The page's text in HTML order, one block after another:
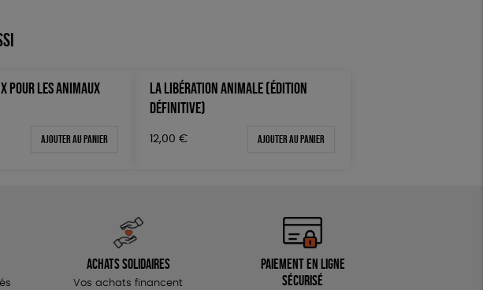
POUR LES ANIMAUX
Ajouter au panier
LA LIBÉRATION ANIMALE (ÉDITION
DÉFINITIVE)
12,00 € Ajouter au panier
Achats solidaires
Vos achats financent
Paiement en ligne
sécurisé